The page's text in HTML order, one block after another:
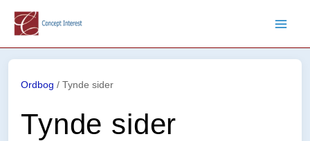
indholdet
Ordbog / Tynde sider
Tynde sider